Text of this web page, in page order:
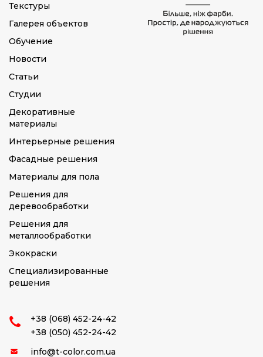
Текстуры
Галерея объектов
Обучение
Новости
Статьи
Студии
Декоративные
материалы
Интерьерные решения
Фасадные решения
Материалы для пола
Решения для
деревообработки
Решения для
металлообработки
Экокраски
Специализированные
решения
+38 (068) 452-24-42
+38 (050) 452-24-42
info@t-color.com.ua